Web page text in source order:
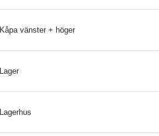
Kåpa vänster + höger
Lager
Lagerhus